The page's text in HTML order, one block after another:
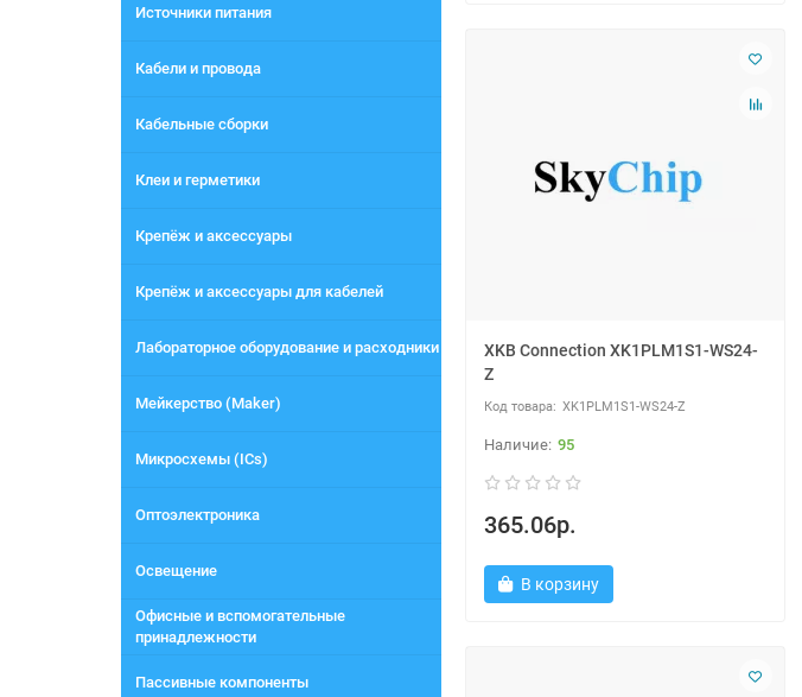
Источники питания
Кабели и провода
Кабельные сборки
Клеи и герметики
Крепёж и аксессуары
Крепёж и аксессуары для кабелей
Лабораторное оборудование и расходники
Мейкерство (Maker)
Микросхемы (ICs)
Оптоэлектроника
Освещение
Офисные и вспомогательные
принадлежности
Пассивные компоненты
XKB Connection XK1PLM1S1-WS24-
Z
XK1PLM1S1-WS24-Z
95
365.06р.
В корзину